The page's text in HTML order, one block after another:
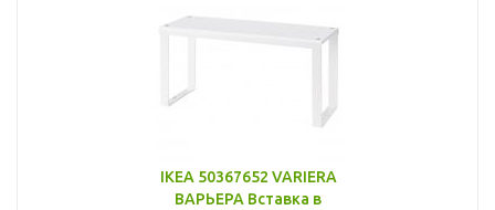
IKEA 50367652 VARIERA
ВАРЬЕРА Вставка в